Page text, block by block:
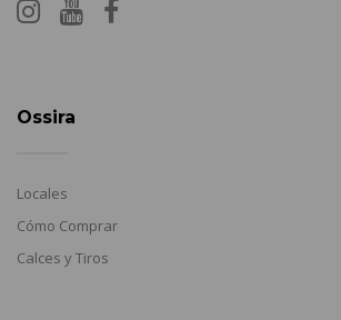
Ossira
Locales
Cómo Comprar
Calces y Tiros